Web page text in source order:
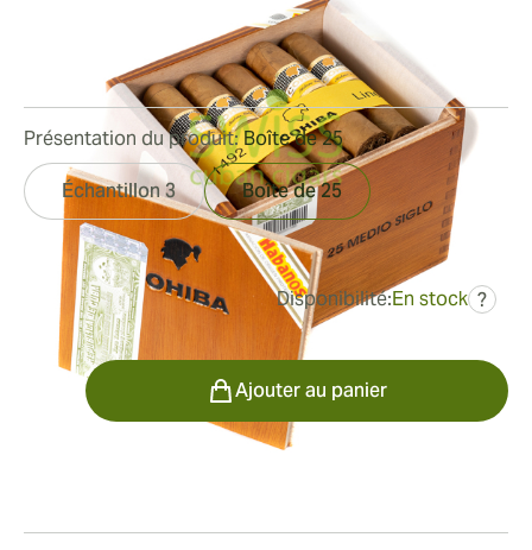
Longueur:102 mm / 4.0 pouces
0Commentaires
425,57 € était 566,84 €
Disponibilité:En stock ?
Présentation du produit:Boîte de 25
Échantillon 3 Boîte de 25
Quantité
Ajouter au panier